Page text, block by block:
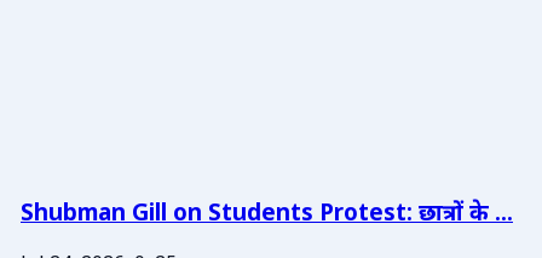
Shubman Gill on Students Protest: छात्रों के ...